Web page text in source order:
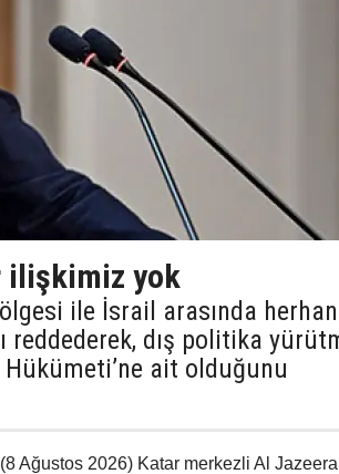
ilişkimiz yok
ile İsrail arasında
dış politika
ait olduğunu
Ağustos 2026) Katar merkezli Al Jazeera